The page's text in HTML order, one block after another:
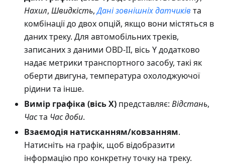
Нахил, Швидкість,Дані зовнішніх датчиківта
комбінації до двох опцій, якщо вони містяться в
даних треку. Для автомобільних треків,
записаних з даними OBD-II, вісь Y додатково
надає метрики транспортного засобу, такі як
оберти двигуна, температура охолоджуючої
рідини та інше.
Вимір графіка (вісь X) представляє: Відстань,
Часта Час доби.
Взаємодія натисканням/ковзанням.
Натисніть на графік, щоб відобразити
інформацію про конкретну точку на треку.